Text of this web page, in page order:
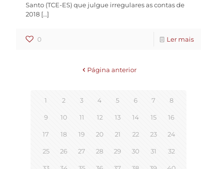
Santo (TCE-ES) que julgue irregulares as contas de
2018 […]
0 Ler mais
Página anterior
1 2 3 4 5 6 7 8
9 10 11 12 13 14 15 16
17 18 19 20 21 22 23 24
25 26 27 28 29 30 31 32